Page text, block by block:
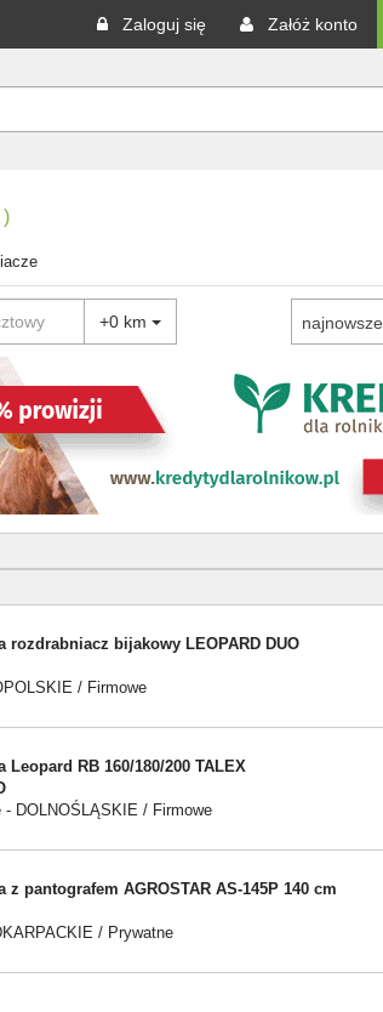
Zaloguj się Załóż konto
)
+0 km najnowsze
rozdrabniacz bijakowy LEOPARD DUO
/ Firmowe
Leopard RB 160/180/200 TALEX
- DOLNOŚLĄSKIE / Firmowe
z pantografem AGROSTAR AS-145P 140 cm
/ Prywatne